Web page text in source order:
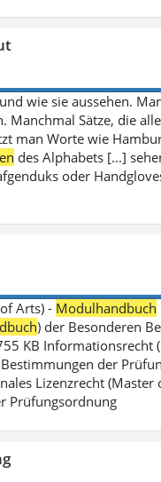
wie sie aussehen.
Manchmal Sätze, die
man Worte wie
des Alphabets [...]
oder
Arts) - Modulhandbuch
) der Besonderen
KB Informationsrecht
der
Lizenzrecht (Master
Prüfungsordnung